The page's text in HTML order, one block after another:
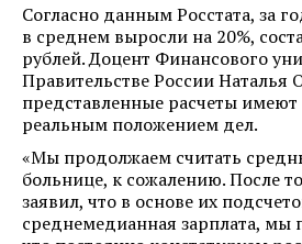
Согласно данным Росстата, за
в среднем выросли на 20%,
рублей. Доцент Финансового
Правительстве России Наталья
представленные расчеты
реальным положением дел.
«Мы продолжаем считать
больнице, к сожалению. После
заявил, что в основе их
среднемедианная зарплата, мы